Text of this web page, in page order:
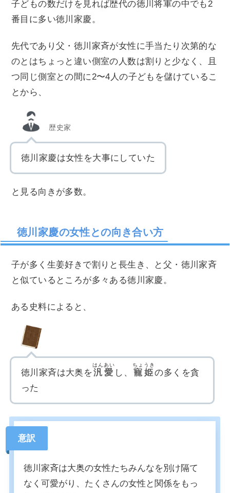
子どもの数だけを見れば歴代の徳川将軍の中でも2
番目に多い徳川家慶。
先代であり父・徳川家斉が女性に手当たり次第的な
のとはちょっと違い側室の人数は割りと少なく、且
つ同じ側室との間に2〜4人の子どもを儲けているこ
とから、
歴史家
徳川家慶は女性を大事にしていた
と見る向きが多数。
徳川家慶の女性との向き合い方
子が多く生姜好きで割りと長生き、と父・徳川家斉
と似ているところが多々ある徳川家慶。
ある史料によると、
徳川家斉は大奥を汎愛
はんあい
し、 寵姫
ちょうき
の多くを貪
った
意訳
徳川家斉は大奥の女性たちみんなを別け隔て
なく可愛がり、たくさんの女性と関係をもっ